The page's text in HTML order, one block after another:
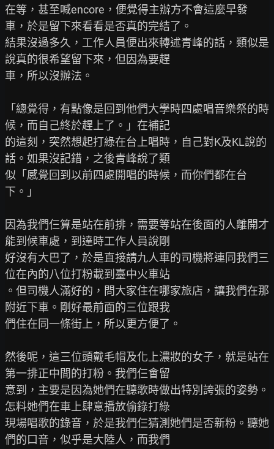
在等，甚至喊encore，便覺得主辦方不會這麼早發
車，於是留下來看看是否真的完結了。
結果沒過多久，工作人員便出來轉述青峰的話，類似是
說真的很希望留下來，但因為要趕
車，所以沒辦法。
「總覺得，有點像是回到他們大學時四處唱音樂祭的時
候，而自己終於趕上了。」在補記
的這刻，突然想起打綠在台上唱時，自己對K及KL說的
話。如果沒記錯，之後青峰說了類
似「感覺回到以前四處開唱的時候，而你們都在台
下。」
因為我們仨算是站在前排，需要等站在後面的人離開才
能到候車處，到達時工作人員說剛
好沒有大巴了，於是直接請九人車的司機將連同我們三
位在內的八位打粉載到臺中火車站
。但司機人滿好的，問大家住在哪家旅店，讓我們在那
附近下車。剛好最前面的三位跟我
們住在同一條街上，所以更方便了。
然後呢，這三位頭戴毛帽及化上濃妝的女子，就是站在
第一排正中間的打粉。我們仨會留
意到，主要是因為她們在聽歌時做出特別誇張的姿勢。
怎料她們在車上肆意播放偷錄打綠
現場唱歌的錄音，於是我們仨猜測她們是否新粉。聽她
們的口音，似乎是大陸人，而我們